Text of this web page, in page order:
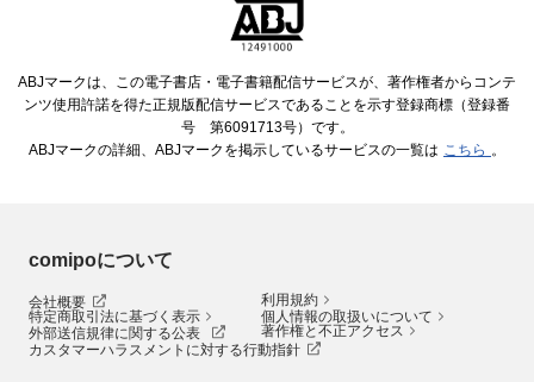
ABJマークは、この電子書店・電子書籍配信サービスが、著作権者からコンテ
ンツ使用許諾を得た正規版配信サービスであることを示す登録商標（登録番
号 第6091713号）です。
ABJマークの詳細、ABJマークを掲示しているサービスの一覧は こちら 。
comipoについて
会社概要
利用規約
特定商取引法に基づく表示
個人情報の取扱いについて
外部送信規律に関する公表
著作権と不正アクセス
カスタマーハラスメントに対する行動指針